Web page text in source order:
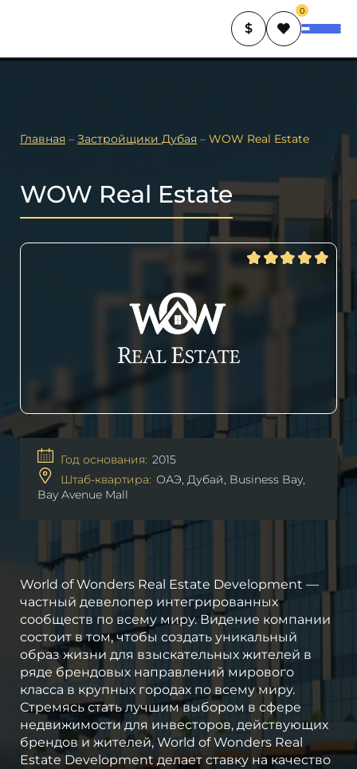
$
0
Главная – Застройщики Дубая – WOW Real Estate
WOW Real Estate
Год основания: 2015
Штаб-квартира: ОАЭ, Дубай, Business Bay,
Bay Avenue Mall
World of Wonders Real Estate Development —
частный девелопер интегрированных
сообществ по всему миру. Видение компании
состоит в том, чтобы создать уникальный
образ жизни для взыскательных жителей в
ряде брендовых направлений мирового
класса в крупных городах по всему миру.
Стремясь стать лучшим выбором в сфере
недвижимости для инвесторов, действующих
брендов и жителей, World of Wonders Real
Estate Development делает ставку на качество